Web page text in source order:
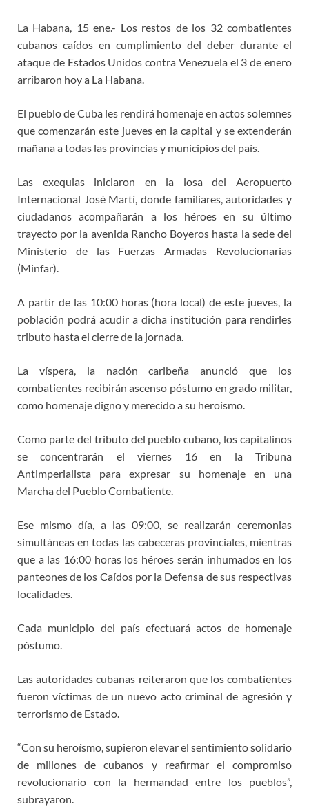
La Habana, 15 ene.- Los restos de los 32 combatientes
cubanos caídos en cumplimiento del deber durante el
ataque de Estados Unidos contra Venezuela el 3 de enero
arribaron hoy a La Habana.
El pueblo de Cuba les rendirá homenaje en actos solemnes
que comenzarán este jueves en la capital y se extenderán
mañana a todas las provincias y municipios del país.
Las exequias iniciaron en la losa del Aeropuerto
Internacional José Martí, donde familiares, autoridades y
ciudadanos acompañarán a los héroes en su último
trayecto por la avenida Rancho Boyeros hasta la sede del
Ministerio de las Fuerzas Armadas Revolucionarias
(Minfar).
A partir de las 10:00 horas (hora local) de este jueves, la
población podrá acudir a dicha institución para rendirles
tributo hasta el cierre de la jornada.
La víspera, la nación caribeña anunció que los
combatientes recibirán ascenso póstumo en grado militar,
como homenaje digno y merecido a su heroísmo.
Como parte del tributo del pueblo cubano, los capitalinos
se concentrarán el viernes 16 en la Tribuna
Antimperialista para expresar su homenaje en una
Marcha del Pueblo Combatiente.
Ese mismo día, a las 09:00, se realizarán ceremonias
simultáneas en todas las cabeceras provinciales, mientras
que a las 16:00 horas los héroes serán inhumados en los
panteones de los Caídos por la Defensa de sus respectivas
localidades.
Cada municipio del país efectuará actos de homenaje
póstumo.
Las autoridades cubanas reiteraron que los combatientes
fueron víctimas de un nuevo acto criminal de agresión y
terrorismo de Estado.
“Con su heroísmo, supieron elevar el sentimiento solidario
de millones de cubanos y reafirmar el compromiso
revolucionario con la hermandad entre los pueblos”,
subrayaron.